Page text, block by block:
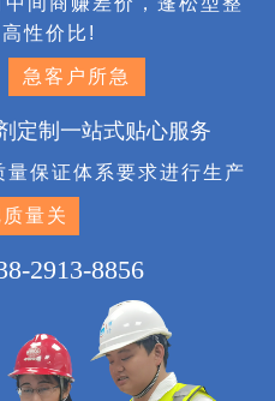
性价比!
急客户所急
定制一站式贴心服务
保证体系要求进行生产
量关
2913-8856